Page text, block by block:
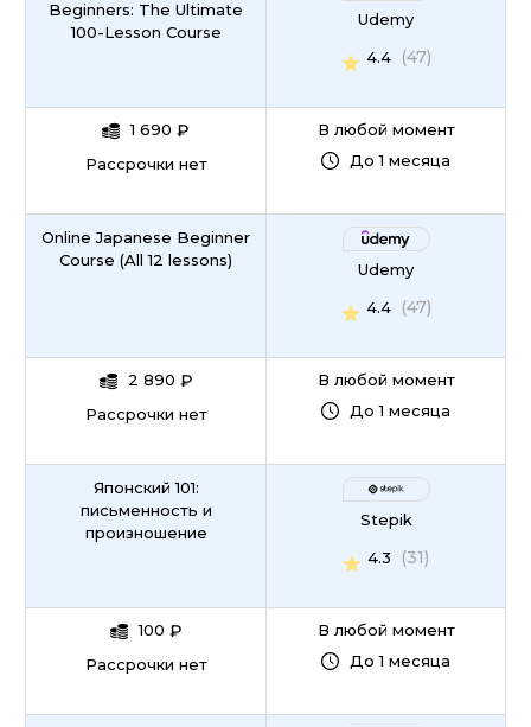
Beginners: The Ultimate
100-Lesson Course
1 690 ₽
Рассрочки нет
Udemy
4.4
(47)
В любой момент
До 1 месяца
Online Japanese Beginner
Course (All 12 lessons)
2 890 ₽
Рассрочки нет
Udemy
4.4
(47)
В любой момент
До 1 месяца
Японский 101:
письменность и
произношение
100 ₽
Рассрочки нет
Stepik
4.3
(31)
В любой момент
До 1 месяца